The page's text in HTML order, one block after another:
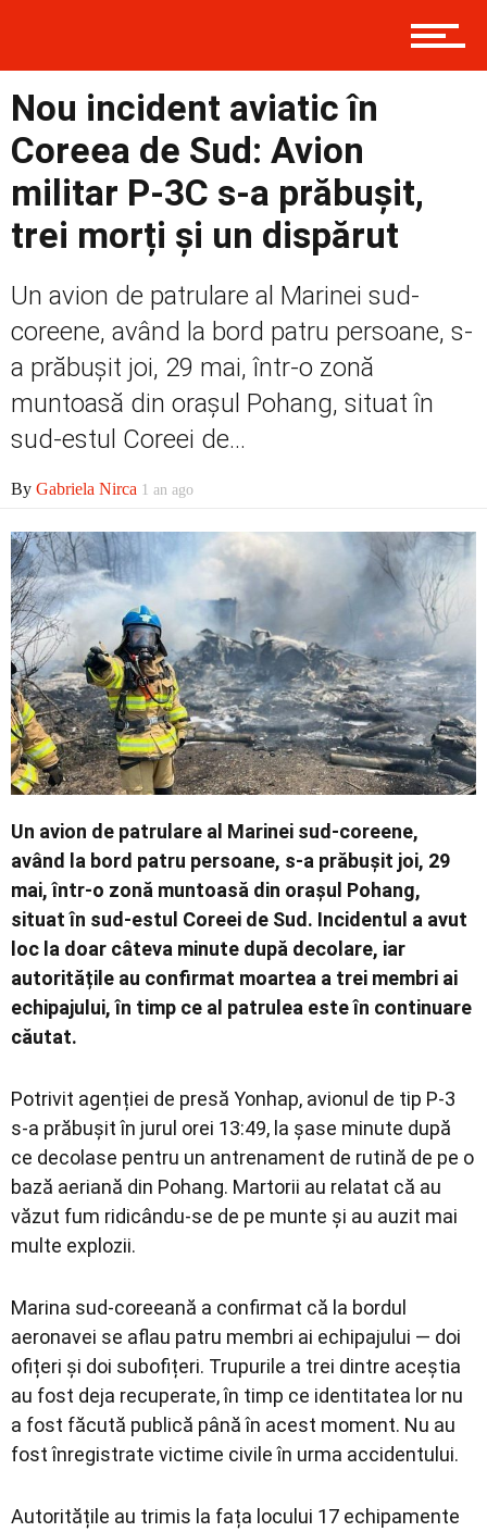
Politică
Externe
Social
Contact
Nou incident aviatic în
Coreea de Sud: Avion
militar P-3C s-a prăbușit,
trei morți și un dispărut
Un avion de patrulare al Marinei sud-
coreene, având la bord patru persoane, s-
a prăbușit joi, 29 mai, într-o zonă
muntoasă din orașul Pohang, situat în
sud-estul Coreei de...
By Gabriela Nirca 1 an ago
Un avion de patrulare al Marinei sud-coreene,
având la bord patru persoane, s-a prăbușit joi, 29
mai, într-o zonă muntoasă din orașul Pohang,
situat în sud-estul Coreei de Sud. Incidentul a avut
loc la doar câteva minute după decolare, iar
autoritățile au confirmat moartea a trei membri ai
echipajului, în timp ce al patrulea este în continuare
căutat.
Potrivit agenției de presă Yonhap, avionul de tip P-3
s-a prăbușit în jurul orei 13:49, la șase minute după
ce decolase pentru un antrenament de rutină de pe o
bază aeriană din Pohang. Martorii au relatat că au
văzut fum ridicându-se de pe munte și au auzit mai
multe explozii.
Marina sud-coreeană a confirmat că la bordul
aeronavei se aflau patru membri ai echipajului — doi
ofițeri și doi subofițeri. Trupurile a trei dintre aceștia
au fost deja recuperate, în timp ce identitatea lor nu
a fost făcută publică până în acest moment. Nu au
fost înregistrate victime civile în urma accidentului.
Autoritățile au trimis la fața locului 17 echipamente